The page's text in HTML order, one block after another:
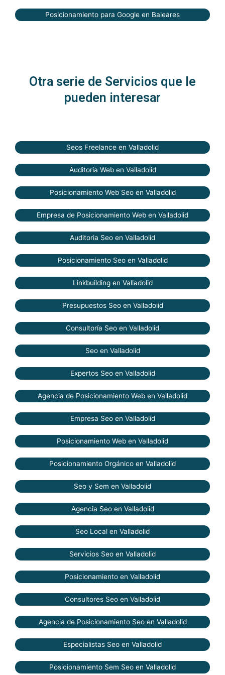
Posicionamiento para Google en Baleares
Otra serie de Servicios que le
pueden interesar
Seos Freelance en Valladolid
Auditoria Web en Valladolid
Posicionamiento Web Seo en Valladolid
Empresa de Posicionamiento Web en Valladolid
Auditoria Seo en Valladolid
Posicionamiento Seo en Valladolid
Linkbuilding en Valladolid
Presupuestos Seo en Valladolid
Consultoría Seo en Valladolid
Seo en Valladolid
Expertos Seo en Valladolid
Agencia de Posicionamiento Web en Valladolid
Empresa Seo en Valladolid
Posicionamiento Web en Valladolid
Posicionamiento Orgánico en Valladolid
Seo y Sem en Valladolid
Agencia Seo en Valladolid
Seo Local en Valladolid
Servicios Seo en Valladolid
Posicionamiento en Valladolid
Consultores Seo en Valladolid
Agencia de Posicionamiento Seo en Valladolid
Especialistas Seo en Valladolid
Posicionamiento Sem Seo en Valladolid